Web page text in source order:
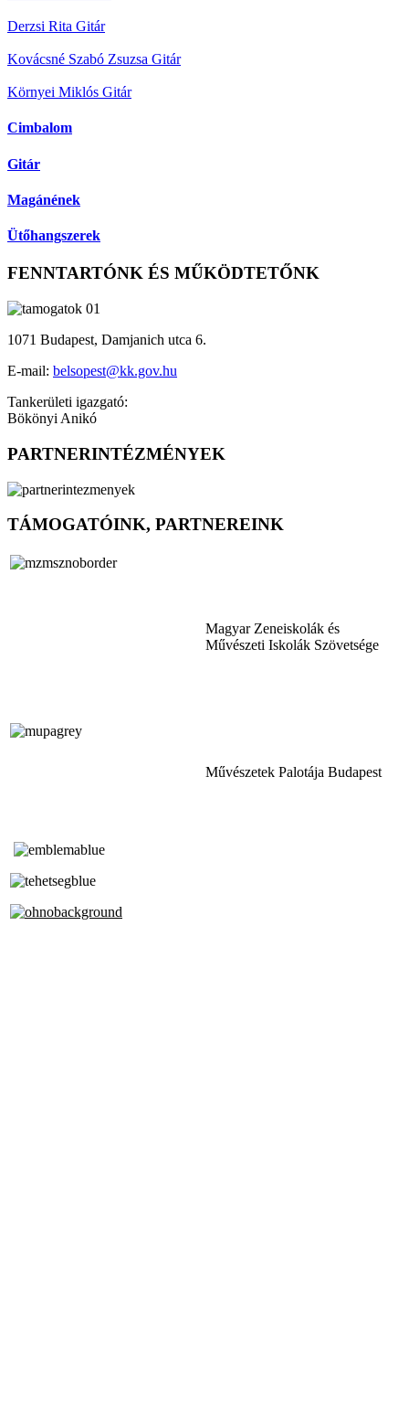
Derzsi Rita Gitár
Kovácsné Szabó Zsuzsa Gitár
Környei Miklós Gitár
Cimbalom
Gitár
Magánének
Ütőhangszerek
FENNTARTÓNK ÉS MŰKÖDTETŐNK
1071 Budapest, Damjanich utca 6.
E-mail: belsopest@kk.gov.hu
Tankerületi igazgató:
Bökönyi Anikó
PARTNERINTÉZMÉNYEK
TÁMOGATÓINK, PARTNEREINK
Magyar Zeneiskolák és
Művészeti Iskolák Szövetsége
Művészetek Palotája Budapest